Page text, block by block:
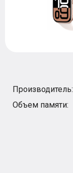
Производитель:
Объем памяти: